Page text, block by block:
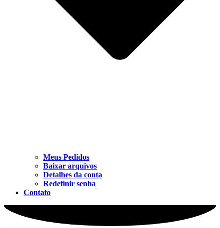
Meus Pedidos
Baixar arquivos
Detalhes da conta
Redefinir senha
Contato